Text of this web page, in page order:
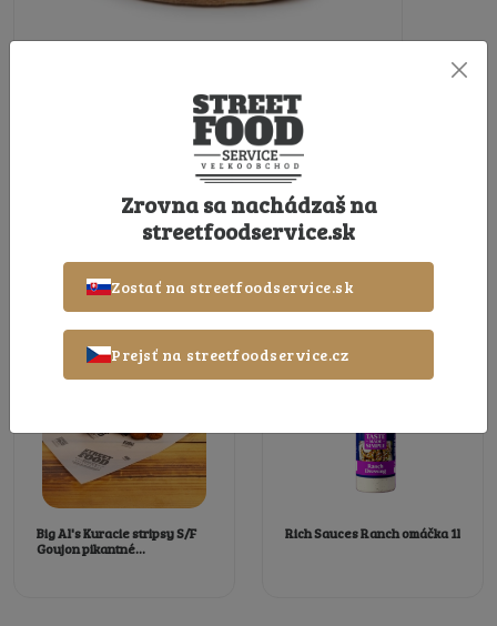
ODPORÚČANÉ PRODUKTY
Odporúčame
Big Al's Kuracie stripsy S/F
Goujon pikantné...
Odporúčame
Rich Sauces Ranch omáčka 1l
Zrovna sa nachádzaš na
streetfoodservice.sk
Zostať na streetfoodservice.sk
Prejsť na streetfoodservice.cz